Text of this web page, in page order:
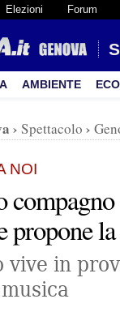
Elezioni Forum
AMBIENTE
› Spettacolo ›
NOI
propone
vive in